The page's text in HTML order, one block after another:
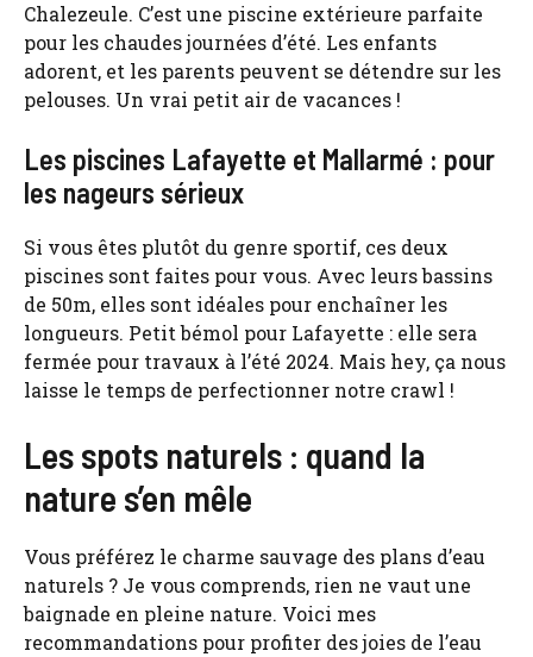
Chalezeule. C’est une piscine extérieure parfaite
pour les chaudes journées d’été. Les enfants
adorent, et les parents peuvent se détendre sur les
pelouses. Un vrai petit air de vacances !
Les piscines Lafayette et Mallarmé : pour
les nageurs sérieux
Si vous êtes plutôt du genre sportif, ces deux
piscines sont faites pour vous. Avec leurs bassins
de 50m, elles sont idéales pour enchaîner les
longueurs. Petit bémol pour Lafayette : elle sera
fermée pour travaux à l’été 2024. Mais hey, ça nous
laisse le temps de perfectionner notre crawl !
Les spots naturels : quand la
nature s’en mêle
Vous préférez le charme sauvage des plans d’eau
naturels ? Je vous comprends, rien ne vaut une
baignade en pleine nature. Voici mes
recommandations pour profiter des joies de l’eau